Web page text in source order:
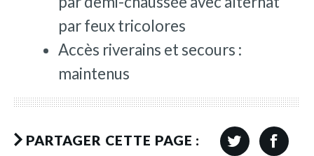
par feux tricolores
Accès riverains et secours :
maintenus
PARTAGER CETTE PAGE :